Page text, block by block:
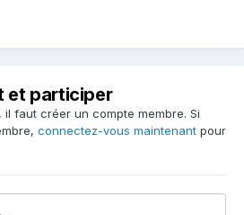
et participer
faut créer un compte membre. Si
connectez-vous maintenant pour